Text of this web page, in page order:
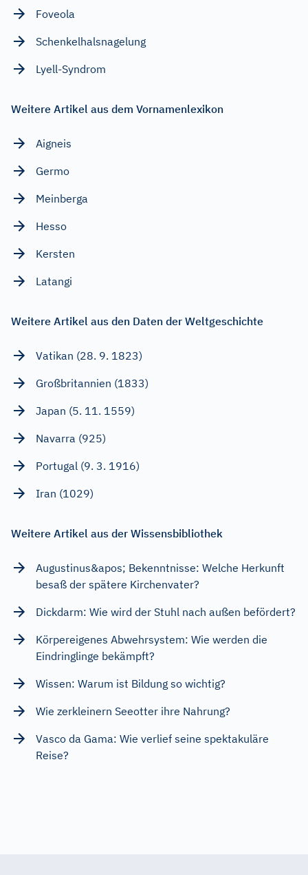
Foveola
Schenkelhalsnagelung
Lyell-Syndrom
Weitere Artikel aus dem Vornamenlexikon
Aigneis
Germo
Meinberga
Hesso
Kersten
Latangi
Weitere Artikel aus den Daten der Weltgeschichte
Vatikan (28. 9. 1823)
Großbritannien (1833)
Japan (5. 11. 1559)
Navarra (925)
Portugal (9. 3. 1916)
Iran (1029)
Weitere Artikel aus der Wissensbibliothek
Augustinus&apos; Bekenntnisse: Welche Herkunft
besaß der spätere Kirchenvater?
Dickdarm: Wie wird der Stuhl nach außen befördert?
Körpereigenes Abwehrsystem: Wie werden die
Eindringlinge bekämpft?
Wissen: Warum ist Bildung so wichtig?
Wie zerkleinern Seeotter ihre Nahrung?
Vasco da Gama: Wie verlief seine spektakuläre
Reise?